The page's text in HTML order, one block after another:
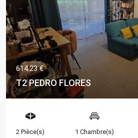
614.23 €
T2 PEDRO FLORES
2 Pièce(s) 1 Chambre(s)